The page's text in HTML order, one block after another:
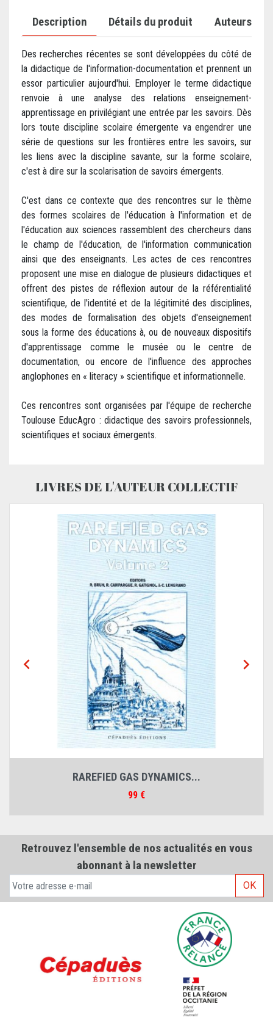
Description Détails du produit Auteurs
Des recherches récentes se sont développées du côté de
la didactique de l'information-documentation et prennent un
essor particulier aujourd'hui. Employer le terme didactique
renvoie à une analyse des relations enseignement-
apprentissage en privilégiant une entrée par les savoirs. Dès
lors toute discipline scolaire émergente va engendrer une
série de questions sur les frontières entre les savoirs, sur
les liens avec la discipline savante, sur la forme scolaire,
c'est à dire sur la scolarisation de savoirs émergents.
C'est dans ce contexte que des rencontres sur le thème
des formes scolaires de l'éducation à l'information et de
l'éducation aux sciences rassemblent des chercheurs dans
le champ de l'éducation, de l'information communication
ainsi que des enseignants. Les actes de ces rencontres
proposent une mise en dialogue de plusieurs didactiques et
offrent des pistes de réflexion autour de la référentialité
scientifique, de l'identité et de la légitimité des disciplines,
des modes de formalisation des objets d'enseignement
sous la forme des éducations à, ou de nouveaux dispositifs
d'apprentissage comme le musée ou le centre de
documentation, ou encore de l'influence des approches
anglophones en « literacy » scientifique et informationnelle.
Ces rencontres sont organisées par l'équipe de recherche
Toulouse EducAgro : didactique des savoirs professionnels,
scientifiques et sociaux émergents.
LIVRES DE L'AUTEUR COLLECTIF

ICAF 2001 TOME 1 & TOME 2

Retrouvez l'ensemble de nos actualités en vous
abonnant à la newsletter
OK